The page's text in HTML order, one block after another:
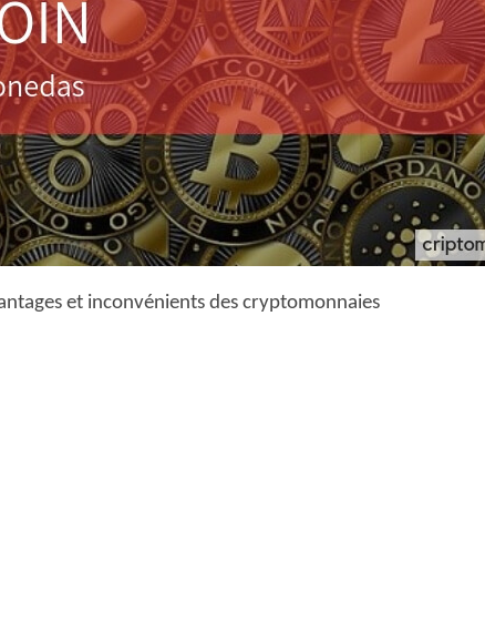
et inconvénients des cryptomonnaies